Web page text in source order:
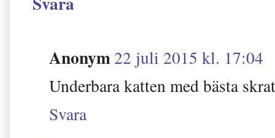
Anonym22 juli 2015 kl. 17:04
Underbara katten med bästa
Svara